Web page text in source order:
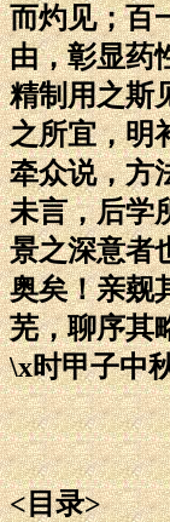
而灼见；百
由，彰显药
精制用之斯
之所宜，明
牵众说，方
未言，后学
景之深意者
奥矣！亲觌
芜，聊序其
\x时甲子中
<目录>